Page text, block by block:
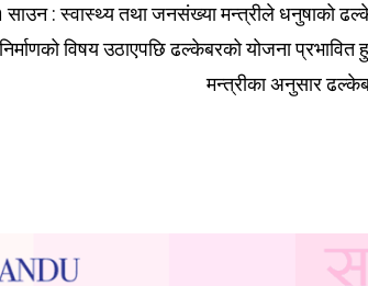
: स्वास्थ्य तथा जनसंख्या मन्त्रीले धनुषाको
विषय उठाएपछि ढल्केबरको योजना
मन्त्रीका अनुसार